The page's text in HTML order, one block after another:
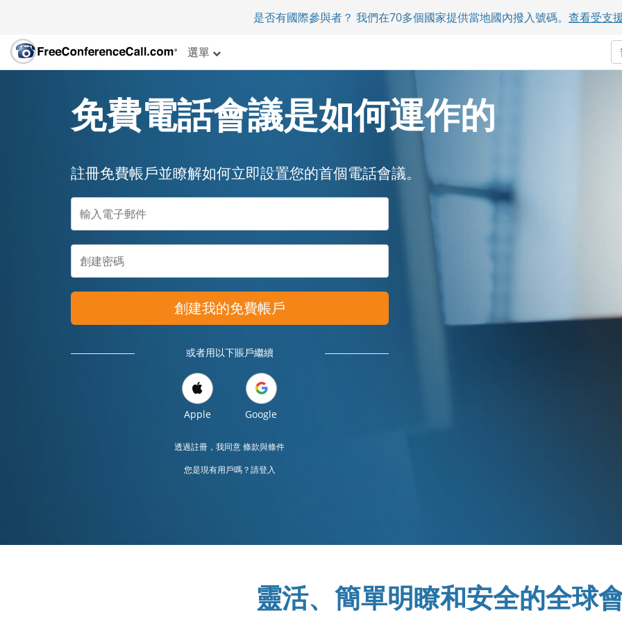
是否有國際參與者？ 我們在70多個國家提供當地國內撥入號碼。 查看受支
選單
免費電話會議是如何運作的
註冊免費帳戶並瞭解如何立即設置您的首個電話會議。
創建我的免費帳戶
或者用以下賬戶繼續
Apple Google
透過註冊，我同意條款與條件
您是現有用戶嗎？請登入
靈活、簡單明瞭和安全的全球